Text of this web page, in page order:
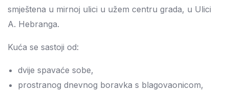
smještena u mirnoj ulici u užem centru grada, u Ulici
A. Hebranga.
Kuća se sastoji od:
dvije spavaće sobe,
prostranog dnevnog boravka s blagovaonicom,